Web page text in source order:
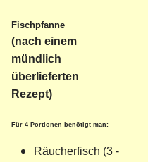
Fischpfanne
(nach einem
mündlich
überlieferten
Rezept)
Für 4 Portionen benötigt man:
Räucherfisch (3 -